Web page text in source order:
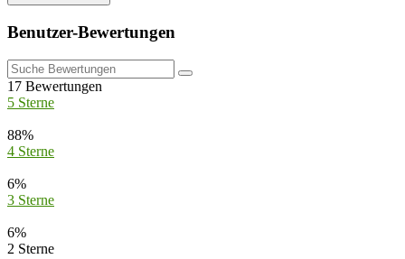
Benutzer-Bewertungen
17 Bewertungen
5 Sterne
88%
4 Sterne
6%
3 Sterne
6%
2 Sterne